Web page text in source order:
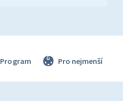
Program Pro nejmenší